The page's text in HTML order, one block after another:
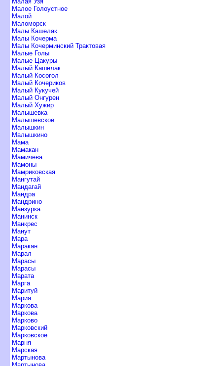
Малое Голоустное
Малой
Маломорск
Малы Кашелак
Малы Кочерма
Малы Кочерминский Трактовая
Малые Голы
Малые Цакуры
Малый Кашелак
Малый Косогол
Малый Кочерико
Малый Кукучей
Малый Онгурен
Малый Хужир
Малышевка
Малышевское
Малышкин
Малышкино
Мама
Мамакан
Мамичева
Мамоны
Мамриковская
Мангутай
Мандагай
Мандра
Мандрино
Манзурка
Манинск
Манкрес
Манут
Мара
Маракан
Марал
Марасы
Марасы
Марата
Марга
Маритуй
Мария
Маркова
Маркова
Марково
Марковский
Марковское
Марня
Марская
Мартынова